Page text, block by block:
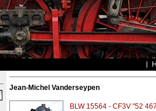
Jean-Michel Vanderseypen
BLW 15564 - CF3V "52